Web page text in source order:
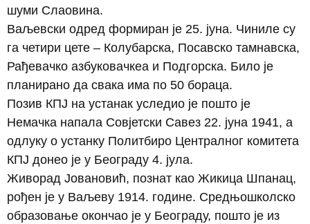
шуми Слаовина.
Ваљевски одред формиран је 25. јуна. Чиниле су
га четири цете – Колубарска, Посавско тамнавска,
Рађевачко азбуковачкеа и Подгорска. Било је
планирано да свака има по 50 бораца.
Позив КПЈ на устанак уследио је пошто је
Немачка напала Совјетски Савез 22. јуна 1941, а
одлуку о устанку Политбиро Централног комитета
КПЈ донео је у Београду 4. јула.
Живорад Јовановић, познат као Жикица Шпанац,
рођен је у Ваљеву 1914. године. Средњошколско
образовање окончао је у Београду, пошто је из